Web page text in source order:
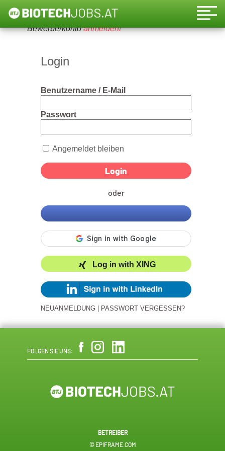
Um diese Funktion nutzen zu können, bitte ein
Bewerberkontoanmelden!
Login
Benutzername / E-Mail
Passwort
Angemeldet bleiben
oder
Log in with XING
NEUANMELDUNG PASSWORT VERGESSEN?
FOLGEN SIE UNS:
BETREIBER
© EPIFRAME.COM